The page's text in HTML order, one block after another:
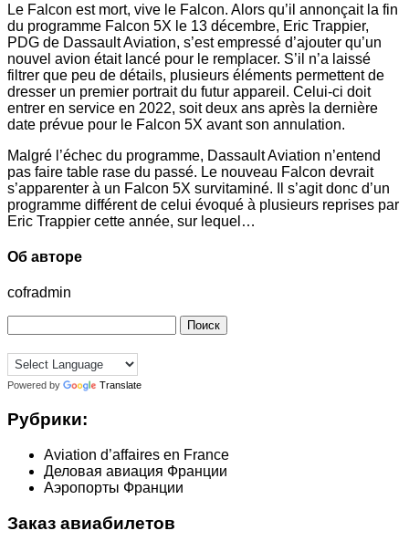
Le Falcon est mort, vive le Falcon. Alors qu’il annonçait la fin
du programme Falcon 5X le 13 décembre, Eric Trappier,
PDG de Dassault Aviation, s’est empressé d’ajouter qu’un
nouvel avion était lancé pour le remplacer. S’il n’a laissé
filtrer que peu de détails, plusieurs éléments permettent de
dresser un premier portrait du futur appareil. Celui-ci doit
entrer en service en 2022, soit deux ans après la dernière
date prévue pour le Falcon 5X avant son annulation.
Malgré l’échec du programme, Dassault Aviation n’entend
pas faire table rase du passé. Le nouveau Falcon devrait
s’apparenter à un Falcon 5X survitaminé. Il s’agit donc d’un
programme différent de celui évoqué à plusieurs reprises par
Eric Trappier cette année, sur lequel…
Об авторе
cofradmin
Powered by Translate
Рубрики:
Aviation d’affaires en France
Деловая авиация Франции
Аэропорты Франции
Заказ авиабилетов